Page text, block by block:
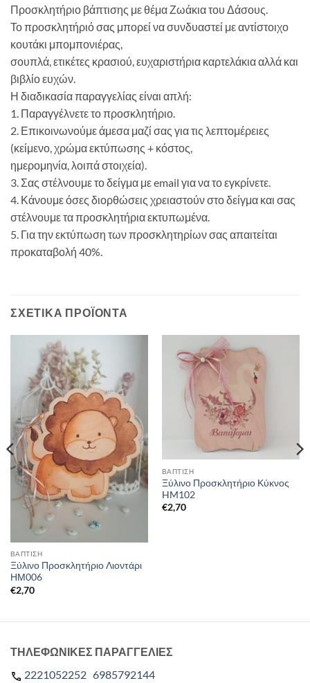
Προσκλητήριο βάπτισης με θέμα Ζωάκια του Δάσους.
Το προσκλητήριό σας μπορεί να συνδυαστεί με αντίστοιχο
κουτάκι μπομπονιέρας,
σουπλά, ετικέτες κρασιού, ευχαριστήρια καρτελάκια αλλά και
βιβλίο ευχών.
Η διαδικασία παραγγελίας είναι απλή:
1. Παραγγέλνετε το προσκλητήριο.
2. Επικοινωνούμε άμεσα μαζί σας για τις λεπτομέρειες
(κείμενο, χρώμα εκτύπωσης + κόστος,
ημερομηνία, λοιπά στοιχεία).
3. Σας στέλνουμε το δείγμα με email για να το εγκρίνετε.
4. Κάνουμε όσες διορθώσεις χρειαστούν στο δείγμα και σας
στέλνουμε τα προσκλητήρια εκτυπωμένα.
5. Για την εκτύπωση των προσκλητηρίων σας απαιτείται
προκαταβολή 40%.
ΣΧΕΤΙΚΆ ΠΡΟΪΌΝΤΑ
ΒΑΠΤΙΣΗ
Ξύλινο Προσκλητήριο Λιοντάρι
ΗΜ006
€2,70
ΒΑΠΤΙΣΗ
Ξύλινο Προσκλητήριο Κύκνος
HM102
€2,70
ΤΗΛΕΦΩΝΙΚΕΣ ΠΑΡΑΓΓΕΛΙΕΣ
2221052252 6985792144